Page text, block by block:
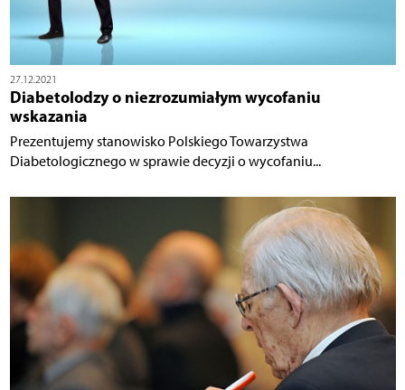
27.12.2021
Diabetolodzy o niezrozumiałym wycofaniu
wskazania
Prezentujemy stanowisko Polskiego Towarzystwa
Diabetologicznego w sprawie decyzji o wycofaniu...